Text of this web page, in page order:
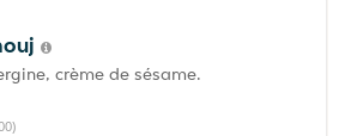
crème de sésame.